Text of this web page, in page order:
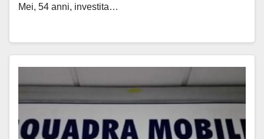
Mei, 54 anni, investita…